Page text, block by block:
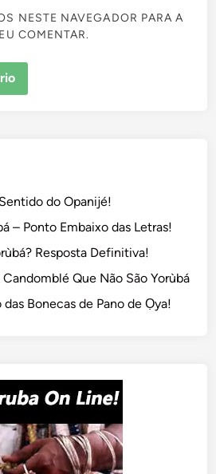
NESTE NAVEGADOR PARA A
COMENTAR.
do Opanijé!
– Ponto Embaixo das Letras!
Resposta Definitiva!
Candomblé Que Não São Yorùbá
Bonecas de Pano de Ọya!